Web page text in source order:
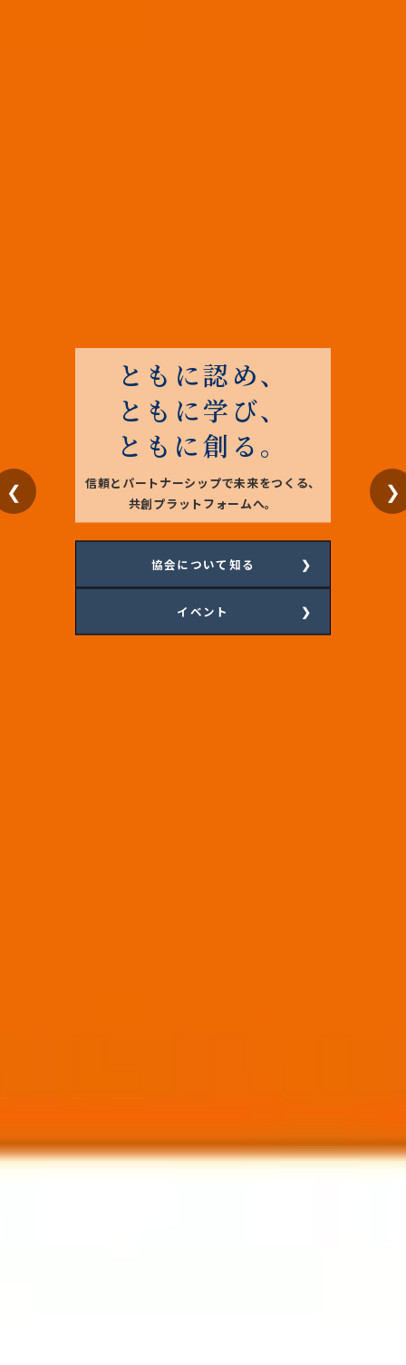
❮ ❯
ともに認め、
ともに学び、
ともに創る。
信頼とパートナーシップで未来をつくる、
共創プラットフォームへ。
協会について知る
イベント